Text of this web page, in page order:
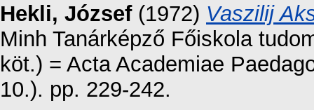
Hekli, József(1972) Vaszilij
Minh Tanárképző Főiskola
köt.) = Acta Academiae
10.). pp. 229-242.